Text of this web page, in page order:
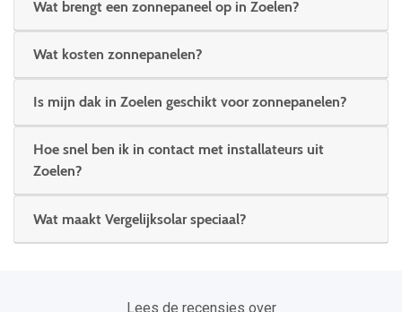
Wat brengt een zonnepaneel op in Zoelen?
Wat kosten zonnepanelen?
Is mijn dak in Zoelen geschikt voor zonnepanelen?
Hoe snel ben ik in contact met installateurs uit
Zoelen?
Wat maakt Vergelijksolar speciaal?
Lees de recensies over